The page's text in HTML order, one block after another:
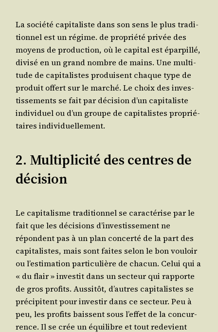
La socié­té capi­ta­liste dans son sens le plus tra­di­
tion­nel est un régime. de pro­prié­té pri­vée des
moyens de pro­duc­tion, où le capi­tal est épar­pillé,
divi­sé en un grand nombre de mains. Une mul­ti­
tude de capi­ta­listes pro­duisent chaque type de
pro­duit offert sur le mar­ché. Le choix des inves­
tis­se­ments se fait par déci­sion d’un capi­ta­liste
indi­vi­duel ou d’un groupe de capi­ta­listes pro­prié­
taires individuellement.
2. Multiplicité des centres de
décision
Le capi­ta­lisme tra­di­tion­nel se carac­té­rise par le
fait que les déci­sions d’investissement ne
répondent pas à un plan concer­té de la part des
capi­ta­listes, mais sont faites selon le bon vou­loir
ou l’estimation par­ti­cu­lière de cha­cun. Celui qui a
« du flair » inves­tit dans un sec­teur qui rap­porte
de gros pro­fits. Aus­si­tôt, d’autres capi­ta­listes se
pré­ci­pitent pour inves­tir dans ce sec­teur. Peu à
peu, les pro­fits baissent sous l’effet de la concur­
rence. Il se crée un équi­libre et tout rede­vient